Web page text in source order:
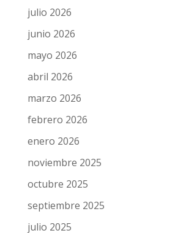
Archivos
julio 2026
junio 2026
mayo 2026
abril 2026
marzo 2026
febrero 2026
enero 2026
noviembre 2025
octubre 2025